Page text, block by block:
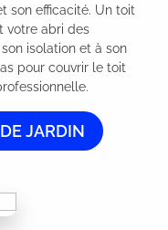
son efficacité. Un toit
votre abri des
isolation et à son
pour couvrir le toit
JARDIN